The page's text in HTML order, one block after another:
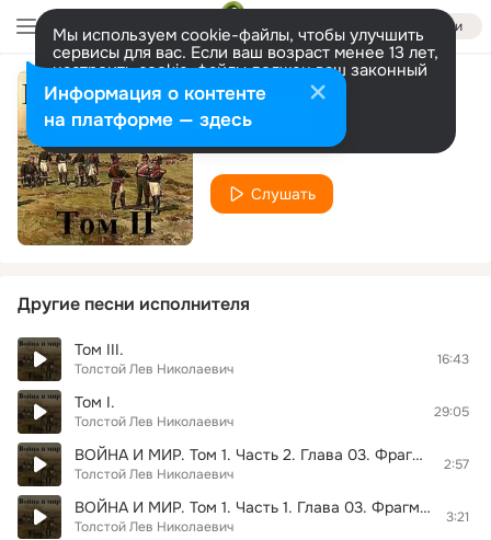
Войти
Мы используем cookie-файлы, чтобы улучшить
сервисы для вас. Если ваш возраст менее 13 лет,
настроить cookie-файлы должен ваш законный
представитель. Больше информации
Разрешить все Настроить
Том II.
Толстой Лев Николаевич
Слушать
Другие песни исполнителя
Том III.
Толстой Лев Николаевич
16:43
Том I.
Толстой Лев Николаевич
29:05
ВОЙНА И МИР. Том 1. Часть 2. Глава 03. Фрагмент 04
Толстой Лев Николаевич
2:57
ВОЙНА И МИР. Том 1. Часть 1. Глава 03. Фрагмент 02
Толстой Лев Николаевич
3:21
Информация о контенте
на платформе — здесь